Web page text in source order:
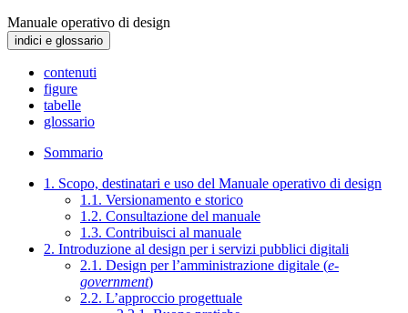
Manuale operativo di design
indici e glossario
contenuti
figure
tabelle
glossario
Sommario
1. Scopo, destinatari e uso del Manuale operativo di design
1.1. Versionamento e storico
1.2. Consultazione del manuale
1.3. Contribuisci al manuale
2. Introduzione al design per i servizi pubblici digitali
2.1. Design per l’amministrazione digitale (e-
government)
2.2. L’approccio progettuale